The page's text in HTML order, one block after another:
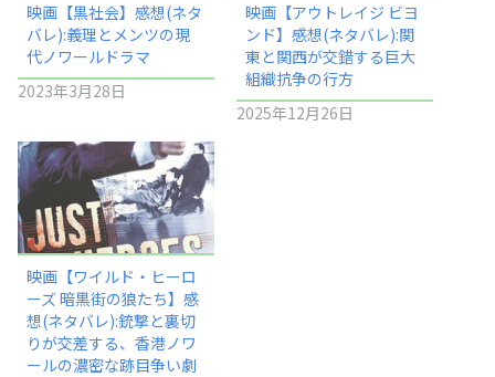
映画【黒社会】感想(ネタ
バレ):義理とメンツの現
代ノワールドラマ
2023年3月28日
映画【アウトレイジ ビヨ
ンド】感想(ネタバレ):関
東と関西が交錯する巨大
組織抗争の行方
2025年12月26日
映画【ワイルド・ヒーロ
ーズ 暗黒街の狼たち】感
想(ネタバレ):銃撃と裏切
りが交差する、香港ノワ
ールの濃密な跡目争い劇